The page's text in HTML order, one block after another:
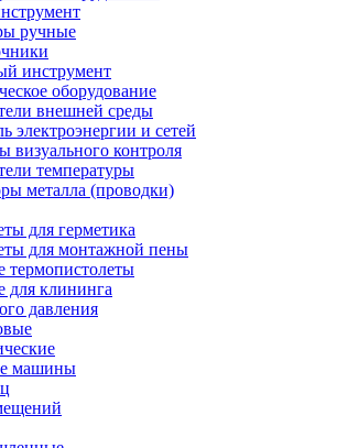
ручные
инструмент
оборудование
внешней среды
электроэнергии и сетей
визуального контроля
температуры
металла (проводки)
для герметика
для монтажной пены
термопистолеты
для клининга
давления
машины